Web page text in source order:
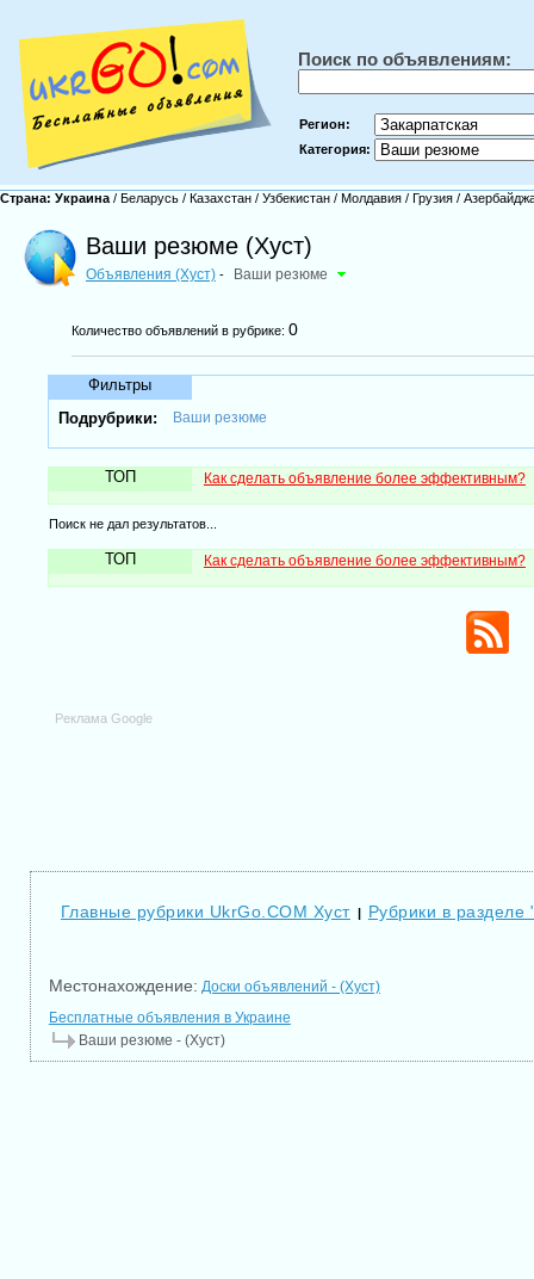
Поиск по объявлениям:
Регион:
Категория:
Страна: Украина / Беларусь / Казахстан / Узбекистан / Молдавия / Грузия /
Ваши резюме (Хуст)
Объявления (Хуст) - Ваши резюме
Количество объявлений в рубрике: 0
Фильтры
Подрубрики:
Ваши резюме
ТОП Как сделать объявление более эффективным?
Поиск не дал результатов...
ТОП Как сделать объявление более эффективным?
Реклама Google
Главные рубрики UkrGo.COM Хуст | Рубрики в
Местонахождение: Доски объявлений - (Хуст)
Бесплатные объявления в Украине
Ваши резюме - (Хуст)